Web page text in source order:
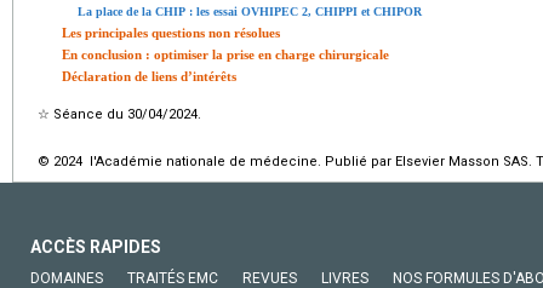
La place de la CHIP : les essai OVHIPEC 2, CHIPPI et CHIPOR
Les principales questions non résolues
En conclusion : optimiser la prise en charge chirurgicale
Déclaration de liens d’intérêts
☆ Séance du 30/04/2024.
© 2024 l'Académie nationale de médecine. Publié par Elsevier Masson SAS.
ACCÈS RAPIDES
DOMAINES TRAITÉS EMC REVUES LIVRES NOS FORMULES